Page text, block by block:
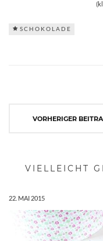
SCHOKOLADE
VORHERIGER
VIELLEICHT
22. MAI 2015